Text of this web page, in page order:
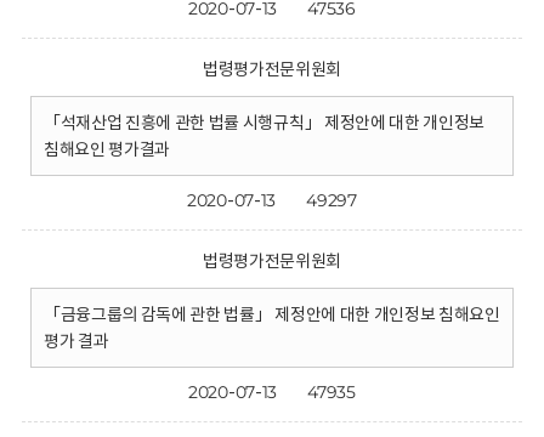
2020-07-13 47536
법령평가전문위원회
「석재산업 진흥에 관한 법률 시행규칙」 제정안에 대한 개인정보
침해요인 평가결과
2020-07-13 49297
법령평가전문위원회
「금융그룹의 감독에 관한 법률」 제정안에 대한 개인정보 침해요인
평가 결과
2020-07-13 47935